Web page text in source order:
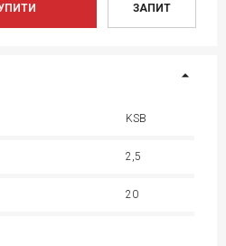
ЗАПИТ
KSB
2,5
20